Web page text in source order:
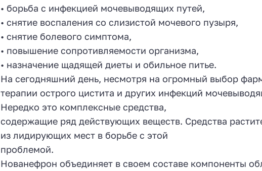
• борьба с инфекцией мочевыводящих путей,
• снятие воспаления со слизистой мочевого пузыря,
• снятие болевого симптома,
• повышение сопротивляемости организма,
• назначение щадящей диеты и обильное питье.
На сегодняшний день, несмотря на огромный выбор
терапии острого цистита и других инфекций
Нередко это комплексные средства,
содержащие ряд действующих веществ. Средства
из лидирующих мест в борьбе с этой
проблемой.
Нованефрон объединяет в своем составе компоненты